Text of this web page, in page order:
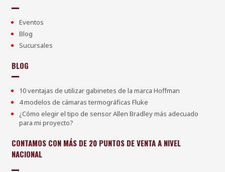
Eventos
Blog
Sucursales
BLOG
10 ventajas de utilizar gabinetes de la marca Hoffman
4 modelos de cámaras termográficas Fluke
¿Cómo elegir el tipo de sensor Allen Bradley más adecuado
para mi proyecto?
CONTAMOS CON MÁS DE 20 PUNTOS DE VENTA A NIVEL
NACIONAL